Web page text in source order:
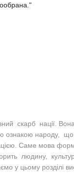
скарб нації.
ознакою народу,
Саме мова
людину,
у цьому розділі